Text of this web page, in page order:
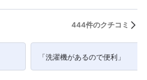
444件のクチコミ
「洗濯機があるので便利」